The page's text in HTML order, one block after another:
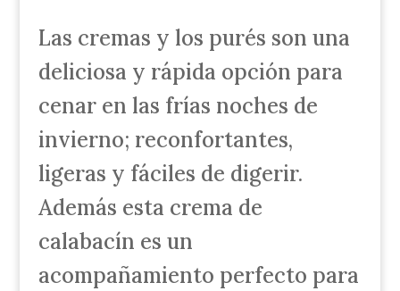
Las cremas y los purés son una
deliciosa y rápida opción para
cenar en las frías noches de
invierno; reconfortantes,
ligeras y fáciles de digerir.
Además esta crema de
calabacín es un
acompañamiento perfecto para